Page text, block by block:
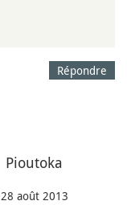
Répondre
Pioutoka
28 août 2013